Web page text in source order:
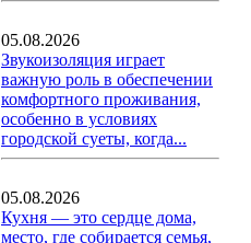
05.08.2026
Звукоизоляция играет
важную роль в обеспечении
комфортного проживания,
особенно в условиях
городской суеты, когда...
05.08.2026
Кухня — это сердце дома,
место, где собирается семья,